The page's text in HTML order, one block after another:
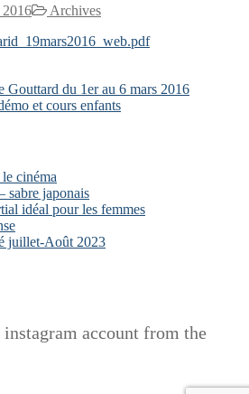
Archives
Gouttard du 1er au 6 mars 2016
et cours enfants
cinéma
sabre japonais
idéal pour les femmes
juillet-Août 2023
instagram account from the